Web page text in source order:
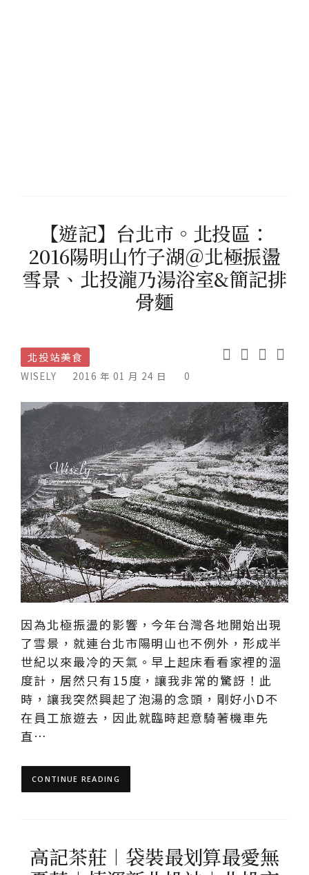
【遊記】台北市。北投區：
2016陽明山竹子湖＠北極振盪
雪景、北投瀧乃湯浴室&簡記排
骨麵
北投站美食
WISELY 2016 年 01 月 24 日 0
因為北極振盪的影響，今年台灣各地開始出現
了雪景，就連台北市陽明山也不例外，形成半
世紀以來最冷的天氣。早上起床看看家裡的溫
度計，居然只有15度，讓我非常的驚訝！此
時，讓我突然興起了泡湯的念頭，剛好小D不
在員工旅遊去，因此就臨時起意騎著機車先
直…
CONTINUE READING
高記茶莊︱袋裝最划算最愛無